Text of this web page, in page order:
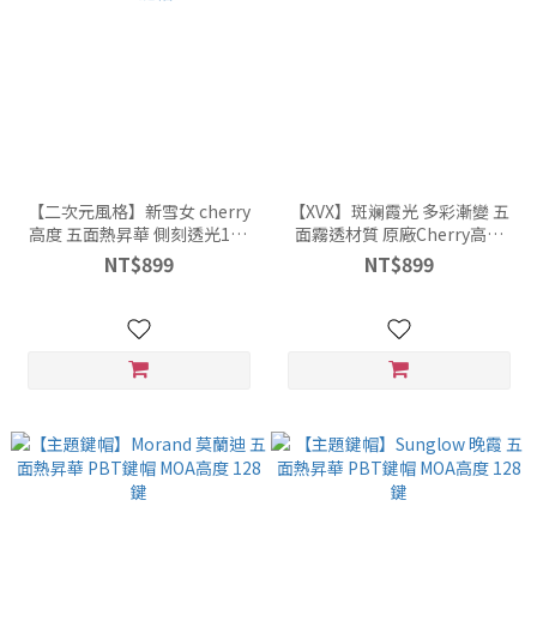
【二次元風格】新雪女 cherry
高度 五面熱昇華 側刻透光135
鍵 PBT鍵帽
NT$899
【XVX】斑斓霞光 多彩漸變 五
面霧透材質 原廠Cherry高度
118 鍵
NT$899